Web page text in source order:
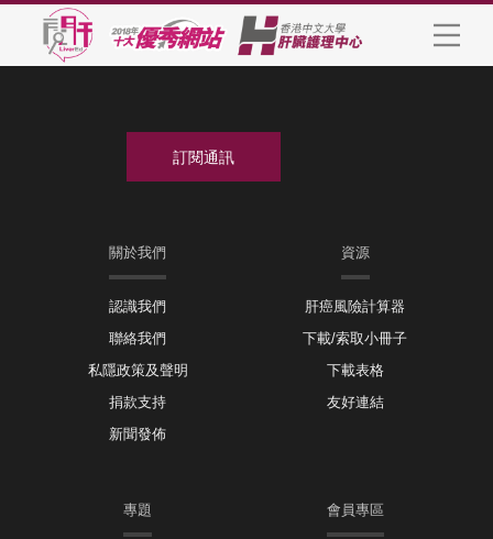
關於我們
認識我們
聯絡我們
私隱政策及聲明
捐款支持
新聞發佈
資源
肝癌風險計算器
下載/索取小冊子
下載表格
友好連結
專題 會員專區